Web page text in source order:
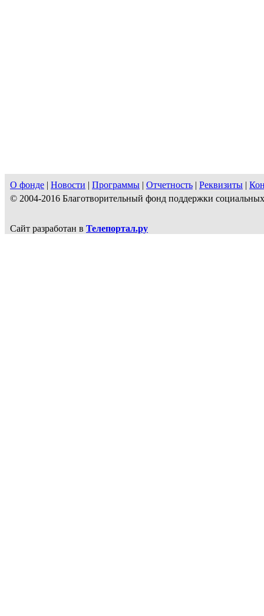
О фонде | Новости | Программы | Отчетность | Реквизиты |
© 2004-2016 Благотворительный фонд поддержки
Сайт разработан в Телепортал.ру